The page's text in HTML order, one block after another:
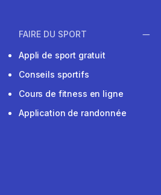
FAIRE DU SPORT
Appli de sport gratuit
Conseils sportifs
Cours de fitness en ligne
Application de randonnée